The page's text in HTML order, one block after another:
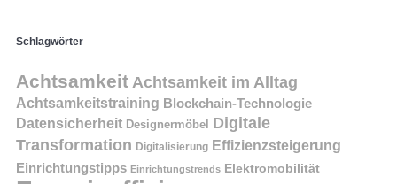
Schlagwörter
Achtsamkeit Achtsamkeit im Alltag
Achtsamkeitstraining Blockchain-Technologie
Datensicherheit Designermöbel
Digitale
Transformation Digitalisierung Effizienzsteigerung
Einrichtungstipps Einrichtungstrends Elektromobilität